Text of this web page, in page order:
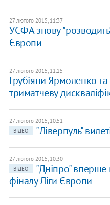
27 лютого 2015, 11:37
УЄФА знову "розводить"
Європи
27 лютого 2015, 11:25
Грубіяни Ярмоленко
триматчеву
27 лютого 2015, 10:51
ВІДЕО
"Ліверпуль"
27 лютого 2015, 10:30
ВІДЕО
"Дніпро" вперше
фіналу Ліги Європи